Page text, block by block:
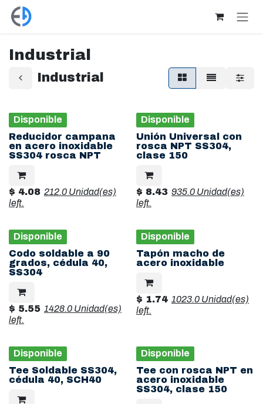
Ir al contenido
Industrial
Industrial
Disponible
Reducidor campana
en acero inoxidable
SS304 rosca NPT
$ 4.08 212.0 Unidad(es)
left.
Disponible
Unión Universal con
rosca NPT SS304,
clase 150
$ 8.43 935.0 Unidad(es)
left.
Disponible
Codo soldable a 90
grados, cédula 40,
SS304
$ 5.55 1428.0 Unidad(es)
left.
Disponible
Tapón macho de
acero inoxidable
$ 1.74 1023.0 Unidad(es)
left.
Disponible
Tee Soldable SS304,
cédula 40, SCH40
Disponible
Tee con rosca NPT en
acero inoxidable
SS304, clase 150